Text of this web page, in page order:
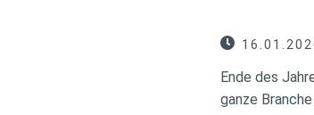
Ende des
ganze